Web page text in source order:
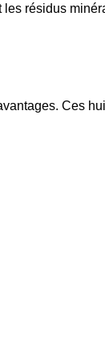
résidus
Ces